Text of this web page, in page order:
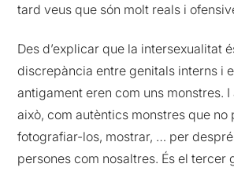
tard veus que són molt reals i
Des d’explicar que la intersexualitat
discrepància entre genitals interns i
antigament eren com uns monstres.
això, com autèntics monstres que no
fotografiar-los, mostrar, … per
persones com nosaltres. És el tercer